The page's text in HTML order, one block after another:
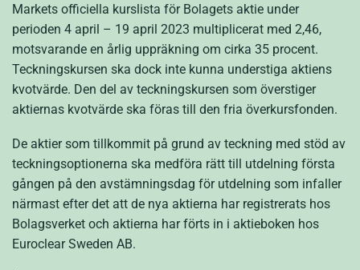
Markets officiella kurslista för Bolagets aktie under
perioden 4 april – 19 april 2023 multiplicerat med 2,46,
motsvarande en årlig uppräkning om cirka 35 procent.
Teckningskursen ska dock inte kunna understiga aktiens
kvotvärde. Den del av teckningskursen som överstiger
aktiernas kvotvärde ska föras till den fria överkursfonden.
De aktier som tillkommit på grund av teckning med stöd av
teckningsoptionerna ska medföra rätt till utdelning första
gången på den avstämningsdag för utdelning som infaller
närmast efter det att de nya aktierna har registrerats hos
Bolagsverket och aktierna har förts in i aktieboken hos
Euroclear Sweden AB.